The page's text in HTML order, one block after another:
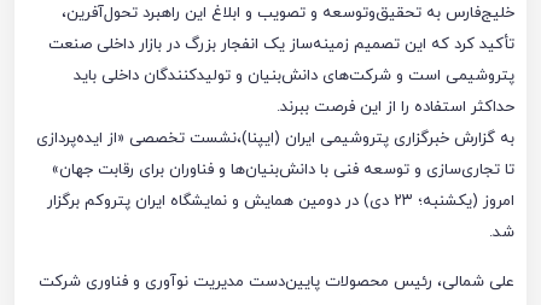
خلیج‌فارس به تحقیق‌وتوسعه و تصویب و ابلاغ این راهبرد تحول‌آفرین،
تأکید کرد که این تصمیم زمینه‌ساز یک انفجار بزرگ در بازار داخلی صنعت
پتروشیمی است و شرکت‌های دانش‌بنیان و تولیدکنندگان داخلی باید
حداکثر استفاده را از این فرصت ببرند.
به گزارش خبرگزاری پتروشیمی‌ ایران (ایپنا)،نشست تخصصی «از ایده‌پردازی
تا تجاری‌سازی و توسعه فنی با دانش‌بنیان‌ها و فناوران برای رقابت جهان»
امروز (یکشنبه؛ ۲۳ دی) در دومین همایش و نمایشگاه ایران پتروکم برگزار
شد.
علی شمالی، رئیس محصولات پایین‌دست مدیریت نوآوری و فناوری شرکت